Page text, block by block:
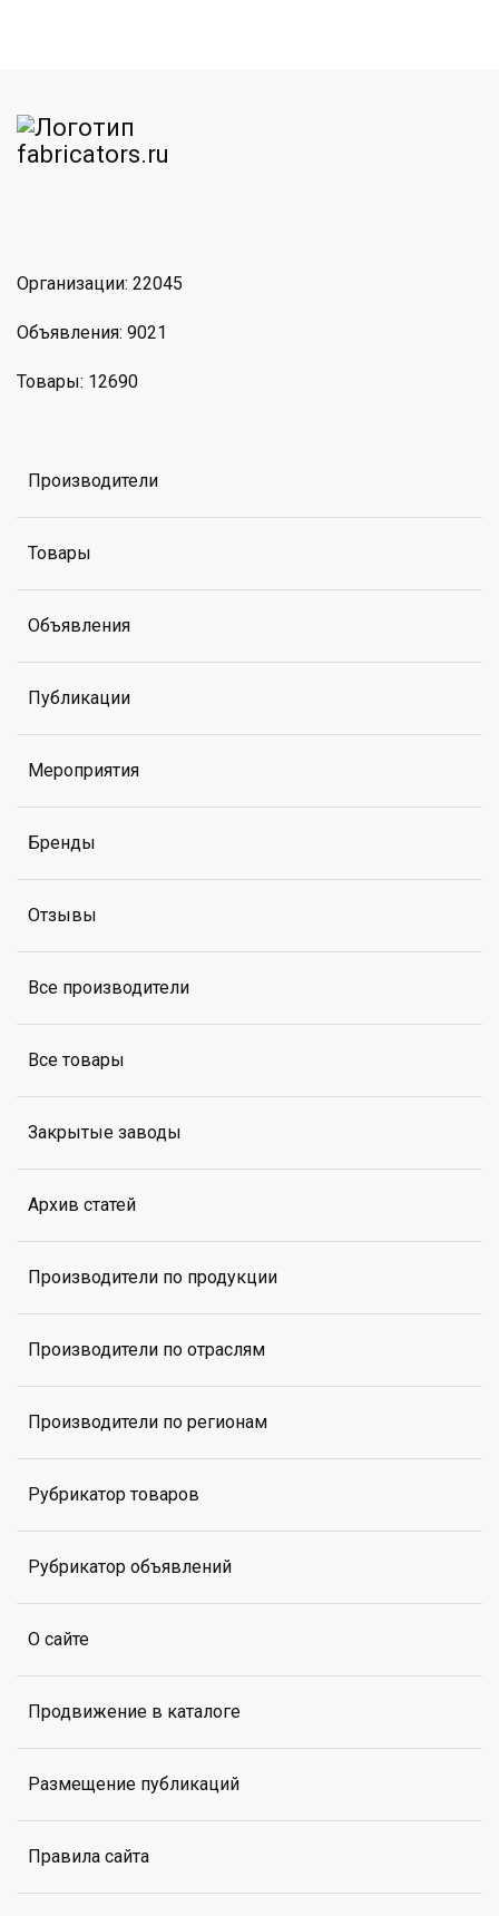
Организации: 22045
Объявления: 9021
Товары: 12690
Производители
Товары
Объявления
Публикации
Мероприятия
Бренды
Отзывы
Все производители
Все товары
Закрытые заводы
Архив статей
Производители по продукции
Производители по отраслям
Производители по регионам
Рубрикатор товаров
Рубрикатор объявлений
О сайте
Продвижение в каталоге
Размещение публикаций
Правила сайта